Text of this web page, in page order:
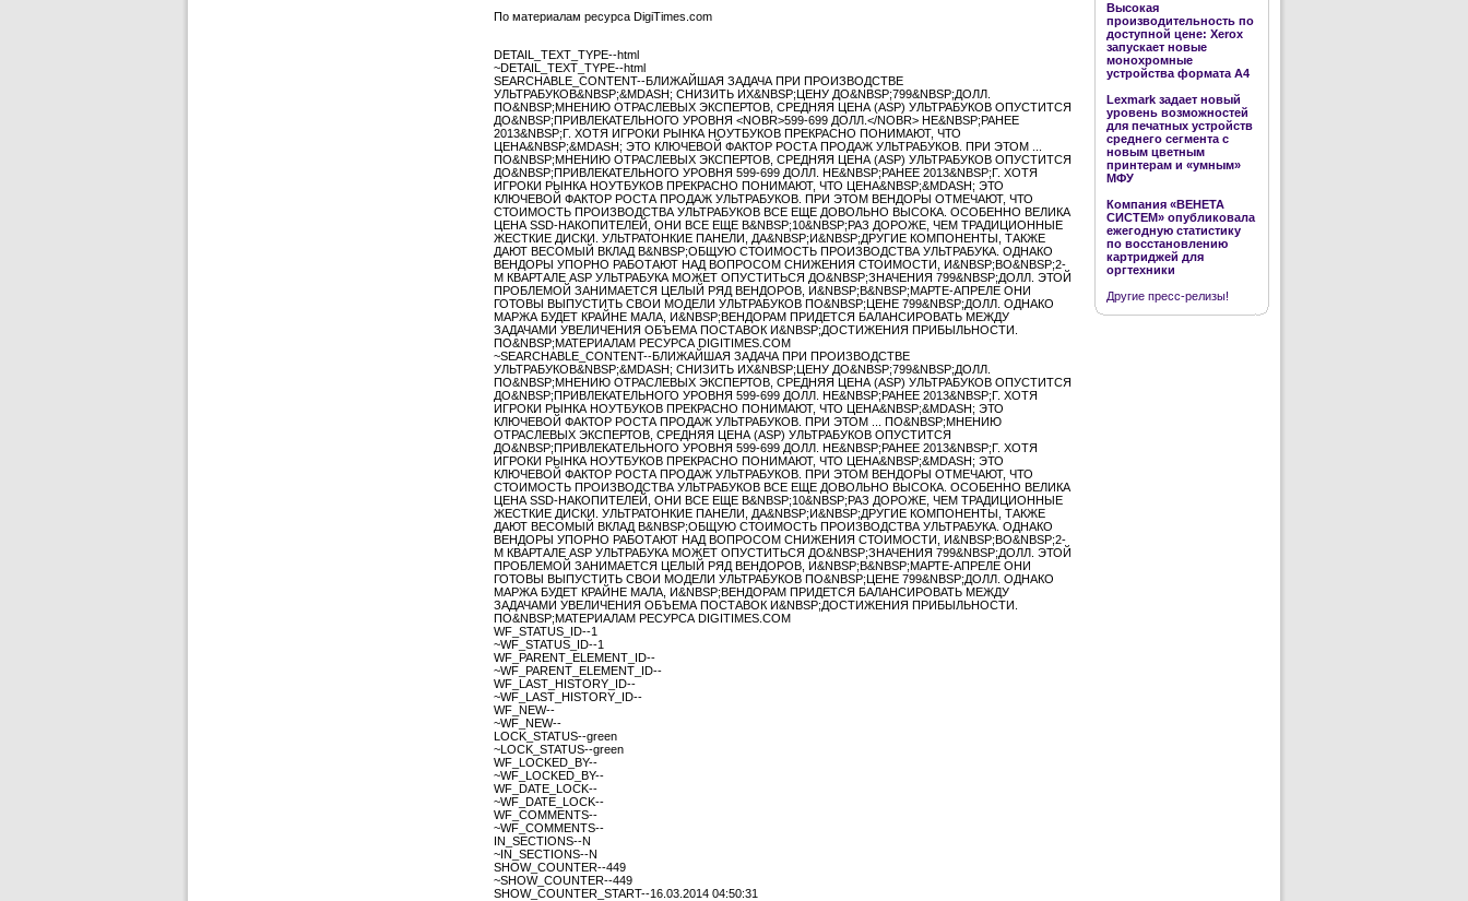
По материалам ресурса DigiTimes.com
DETAIL_TEXT_TYPE--html
~DETAIL_TEXT_TYPE--html
SEARCHABLE_CONTENT--БЛИЖАЙШАЯ ЗАДАЧА ПРИ ПРОИЗВОДСТВЕ
УЛЬТРАБУКОВ&NBSP;&MDASH; СНИЗИТЬ ИХ&NBSP;ЦЕНУ ДО&NBSP;799&NBSP;ДОЛЛ.
ПО&NBSP;МНЕНИЮ ОТРАСЛЕВЫХ ЭКСПЕРТОВ, СРЕДНЯЯ ЦЕНА (ASP) УЛЬТРАБУКОВ ОПУСТИТСЯ
ДО&NBSP;ПРИВЛЕКАТЕЛЬНОГО УРОВНЯ <NOBR>599-699 ДОЛЛ.</NOBR> НЕ&NBSP;РАНЕЕ
2013&NBSP;Г. ХОТЯ ИГРОКИ РЫНКА НОУТБУКОВ ПРЕКРАСНО ПОНИМАЮТ, ЧТО
ЦЕНА&NBSP;&MDASH; ЭТО КЛЮЧЕВОЙ ФАКТОР РОСТА ПРОДАЖ УЛЬТРАБУКОВ. ПРИ ЭТОМ ...
ПО&NBSP;МНЕНИЮ ОТРАСЛЕВЫХ ЭКСПЕРТОВ, СРЕДНЯЯ ЦЕНА (ASP) УЛЬТРАБУКОВ ОПУСТИТСЯ
ДО&NBSP;ПРИВЛЕКАТЕЛЬНОГО УРОВНЯ 599-699 ДОЛЛ. НЕ&NBSP;РАНЕЕ 2013&NBSP;Г. ХОТЯ
ИГРОКИ РЫНКА НОУТБУКОВ ПРЕКРАСНО ПОНИМАЮТ, ЧТО ЦЕНА&NBSP;&MDASH; ЭТО
КЛЮЧЕВОЙ ФАКТОР РОСТА ПРОДАЖ УЛЬТРАБУКОВ. ПРИ ЭТОМ ВЕНДОРЫ ОТМЕЧАЮТ, ЧТО
СТОИМОСТЬ ПРОИЗВОДСТВА УЛЬТРАБУКОВ ВСЕ ЕЩЕ ДОВОЛЬНО ВЫСОКА. ОСОБЕННО ВЕЛИКА
ЦЕНА SSD-НАКОПИТЕЛЕЙ, ОНИ ВСЕ ЕЩЕ В&NBSP;10&NBSP;РАЗ ДОРОЖЕ, ЧЕМ ТРАДИЦИОННЫЕ
ЖЕСТКИЕ ДИСКИ. УЛЬТРАТОНКИЕ ПАНЕЛИ, ДА&NBSP;И&NBSP;ДРУГИЕ КОМПОНЕНТЫ, ТАКЖЕ
ДАЮТ ВЕСОМЫЙ ВКЛАД В&NBSP;ОБЩУЮ СТОИМОСТЬ ПРОИЗВОДСТВА УЛЬТРАБУКА. ОДНАКО
ВЕНДОРЫ УПОРНО РАБОТАЮТ НАД ВОПРОСОМ СНИЖЕНИЯ СТОИМОСТИ, И&NBSP;ВО&NBSP;2-
М КВАРТАЛЕ ASP УЛЬТРАБУКА МОЖЕТ ОПУСТИТЬСЯ ДО&NBSP;ЗНАЧЕНИЯ 799&NBSP;ДОЛЛ. ЭТОЙ
ПРОБЛЕМОЙ ЗАНИМАЕТСЯ ЦЕЛЫЙ РЯД ВЕНДОРОВ, И&NBSP;В&NBSP;МАРТЕ-АПРЕЛЕ ОНИ
ГОТОВЫ ВЫПУСТИТЬ СВОИ МОДЕЛИ УЛЬТРАБУКОВ ПО&NBSP;ЦЕНЕ 799&NBSP;ДОЛЛ. ОДНАКО
МАРЖА БУДЕТ КРАЙНЕ МАЛА, И&NBSP;ВЕНДОРАМ ПРИДЕТСЯ БАЛАНСИРОВАТЬ МЕЖДУ
ЗАДАЧАМИ УВЕЛИЧЕНИЯ ОБЪЕМА ПОСТАВОК И&NBSP;ДОСТИЖЕНИЯ ПРИБЫЛЬНОСТИ.
ПО&NBSP;МАТЕРИАЛАМ РЕСУРСА DIGITIMES.COM
~SEARCHABLE_CONTENT--БЛИЖАЙШАЯ ЗАДАЧА ПРИ ПРОИЗВОДСТВЕ
УЛЬТРАБУКОВ&NBSP;&MDASH; СНИЗИТЬ ИХ&NBSP;ЦЕНУ ДО&NBSP;799&NBSP;ДОЛЛ.
ПО&NBSP;МНЕНИЮ ОТРАСЛЕВЫХ ЭКСПЕРТОВ, СРЕДНЯЯ ЦЕНА (ASP) УЛЬТРАБУКОВ ОПУСТИТСЯ
ДО&NBSP;ПРИВЛЕКАТЕЛЬНОГО УРОВНЯ 599-699 ДОЛЛ. НЕ&NBSP;РАНЕЕ 2013&NBSP;Г. ХОТЯ
ИГРОКИ РЫНКА НОУТБУКОВ ПРЕКРАСНО ПОНИМАЮТ, ЧТО ЦЕНА&NBSP;&MDASH; ЭТО
КЛЮЧЕВОЙ ФАКТОР РОСТА ПРОДАЖ УЛЬТРАБУКОВ. ПРИ ЭТОМ ... ПО&NBSP;МНЕНИЮ
ОТРАСЛЕВЫХ ЭКСПЕРТОВ, СРЕДНЯЯ ЦЕНА (ASP) УЛЬТРАБУКОВ ОПУСТИТСЯ
ДО&NBSP;ПРИВЛЕКАТЕЛЬНОГО УРОВНЯ 599-699 ДОЛЛ. НЕ&NBSP;РАНЕЕ 2013&NBSP;Г. ХОТЯ
ИГРОКИ РЫНКА НОУТБУКОВ ПРЕКРАСНО ПОНИМАЮТ, ЧТО ЦЕНА&NBSP;&MDASH; ЭТО
КЛЮЧЕВОЙ ФАКТОР РОСТА ПРОДАЖ УЛЬТРАБУКОВ. ПРИ ЭТОМ ВЕНДОРЫ ОТМЕЧАЮТ, ЧТО
СТОИМОСТЬ ПРОИЗВОДСТВА УЛЬТРАБУКОВ ВСЕ ЕЩЕ ДОВОЛЬНО ВЫСОКА. ОСОБЕННО ВЕЛИКА
ЦЕНА SSD-НАКОПИТЕЛЕЙ, ОНИ ВСЕ ЕЩЕ В&NBSP;10&NBSP;РАЗ ДОРОЖЕ, ЧЕМ ТРАДИЦИОННЫЕ
ЖЕСТКИЕ ДИСКИ. УЛЬТРАТОНКИЕ ПАНЕЛИ, ДА&NBSP;И&NBSP;ДРУГИЕ КОМПОНЕНТЫ, ТАКЖЕ
ДАЮТ ВЕСОМЫЙ ВКЛАД В&NBSP;ОБЩУЮ СТОИМОСТЬ ПРОИЗВОДСТВА УЛЬТРАБУКА. ОДНАКО
ВЕНДОРЫ УПОРНО РАБОТАЮТ НАД ВОПРОСОМ СНИЖЕНИЯ СТОИМОСТИ, И&NBSP;ВО&NBSP;2-
М КВАРТАЛЕ ASP УЛЬТРАБУКА МОЖЕТ ОПУСТИТЬСЯ ДО&NBSP;ЗНАЧЕНИЯ 799&NBSP;ДОЛЛ. ЭТОЙ
ПРОБЛЕМОЙ ЗАНИМАЕТСЯ ЦЕЛЫЙ РЯД ВЕНДОРОВ, И&NBSP;В&NBSP;МАРТЕ-АПРЕЛЕ ОНИ
ГОТОВЫ ВЫПУСТИТЬ СВОИ МОДЕЛИ УЛЬТРАБУКОВ ПО&NBSP;ЦЕНЕ 799&NBSP;ДОЛЛ. ОДНАКО
МАРЖА БУДЕТ КРАЙНЕ МАЛА, И&NBSP;ВЕНДОРАМ ПРИДЕТСЯ БАЛАНСИРОВАТЬ МЕЖДУ
ЗАДАЧАМИ УВЕЛИЧЕНИЯ ОБЪЕМА ПОСТАВОК И&NBSP;ДОСТИЖЕНИЯ ПРИБЫЛЬНОСТИ.
ПО&NBSP;МАТЕРИАЛАМ РЕСУРСА DIGITIMES.COM
WF_STATUS_ID--1
~WF_STATUS_ID--1
WF_PARENT_ELEMENT_ID--
~WF_PARENT_ELEMENT_ID--
WF_LAST_HISTORY_ID--
~WF_LAST_HISTORY_ID--
WF_NEW--
~WF_NEW--
LOCK_STATUS--green
~LOCK_STATUS--green
WF_LOCKED_BY--
~WF_LOCKED_BY--
WF_DATE_LOCK--
~WF_DATE_LOCK--
WF_COMMENTS--
~WF_COMMENTS--
IN_SECTIONS--N
~IN_SECTIONS--N
SHOW_COUNTER--449
~SHOW_COUNTER--449
SHOW_COUNTER_START--16.03.2014 04:50:31
Высокая
производительность по
доступной цене: Xerox
запускает новые
монохромные
устройства формата А4
Lexmark задает новый
уровень возможностей
для печатных устройств
среднего сегмента с
новым цветным
принтерам и «умным»
МФУ
Компания «ВЕНЕТА
СИСТЕМ» опубликовала
ежегодную статистику
по восстановлению
картриджей для
оргтехники
Другие пресс-релизы!